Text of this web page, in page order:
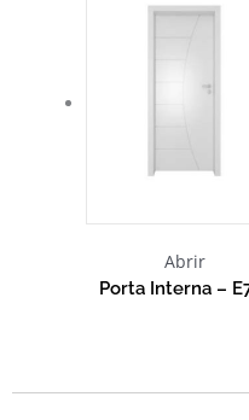
Abrir
Porta Interna –